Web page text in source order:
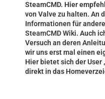
SteamCMD. Hier
von Valve zu halten. An
Informationen für
SteamCMD Wiki. Auch
Versuch an deren
wir uns erst mal einen
Hier bietet sich der User
direkt in das